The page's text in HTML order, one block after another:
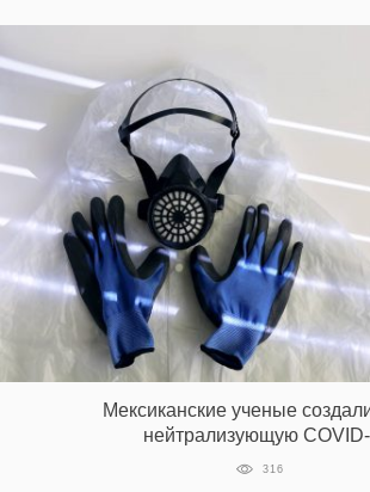
Мексиканские ученые
нейтрализующую
316